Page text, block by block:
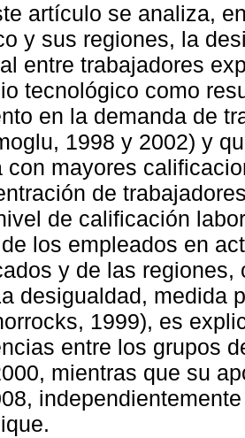
artículo se analiza,
y sus regiones, la
entre trabajadores
tecnológico como
en la demanda de
1998 y 2002) y
con mayores
de
de calificación
los empleados en
y de las
desigualdad, medida
1999), es
entre los grupos
mientras que su